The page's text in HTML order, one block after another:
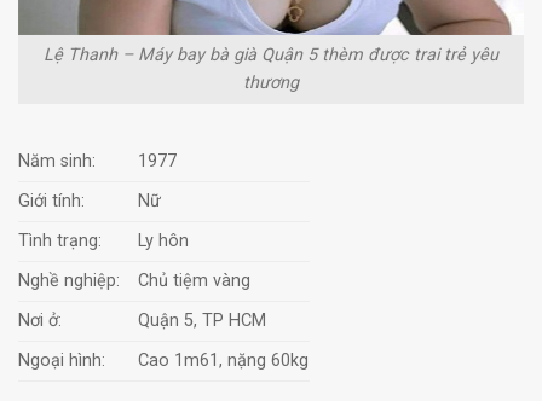
Lệ Thanh – Máy bay bà già Quận 5 thèm được trai trẻ yêu
thương
Năm sinh:
1977
Giới tính:
Nữ
Tình trạng:
Ly hôn
Nghề nghiệp:
Chủ tiệm vàng
Nơi ở:
Quận 5, TP HCM
Ngoại hình:
Cao 1m61, nặng 60kg